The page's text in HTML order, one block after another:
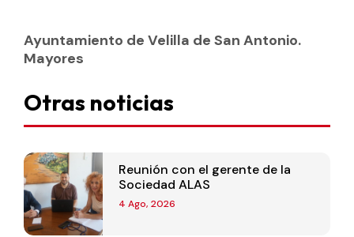
Ayuntamiento de Velilla de San Antonio.
Mayores
Otras noticias
Reunión con el gerente de la
Sociedad ALAS
4 Ago, 2026